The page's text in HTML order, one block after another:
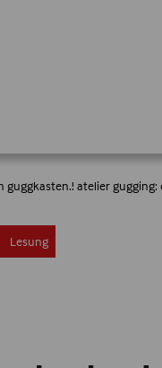
guggkasten.! atelier gugging:
Lesung